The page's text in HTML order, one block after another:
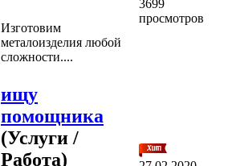
Изготовим
металоизделия любой
сложности....
3699
просмотров
ищу
помощника
(Услуги /
Работа)